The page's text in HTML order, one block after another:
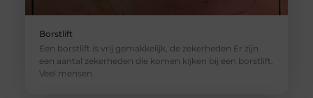
Borstlift
Een borstlift is vrij gemakkelijk, de zekerheden Er zijn
een aantal zekerheden die komen kijken bij een borstlift.
Veel mensen